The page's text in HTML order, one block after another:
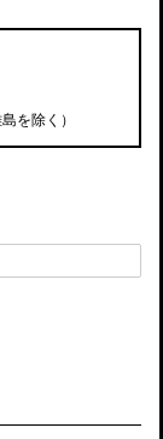
を除く）